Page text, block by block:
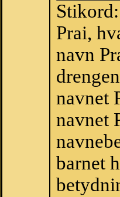
Prai,
navn
navnet
navnet
barnet